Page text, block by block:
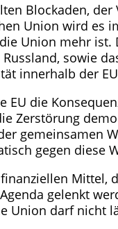
Blockaden,
Union wird es
Union mehr
sowie
innerhalb der
EU die
Zerstörung
gemeinsamen
gegen diese
gelenkt
Union darf nicht